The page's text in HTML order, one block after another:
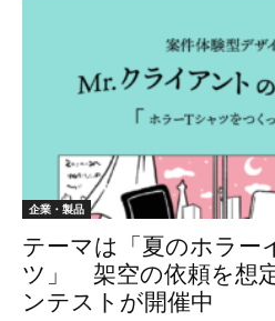
企業・製品
テーマは「夏のホラー
ツ」 架空の依頼を想
ンテストが開催中